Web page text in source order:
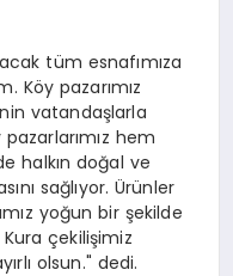
tüm esnafımıza
Köy pazarımız
vatandaşlarla
hem
halkın doğal ve
sağlıyor. Ürünler
yoğun bir şekilde
Kura çekilişimiz
olsun." dedi.